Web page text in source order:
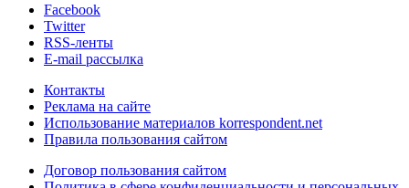
Facebook
Twitter
RSS-ленты
E-mail рассылка
Контакты
Реклама на сайте
Использование материалов korrespondent.net
Правила пользования сайтом
Договор пользования сайтом